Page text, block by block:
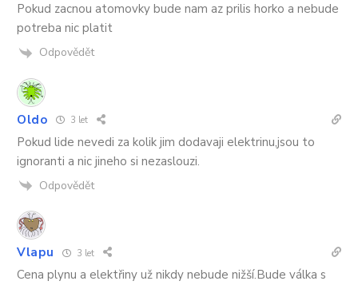
Pokud zacnou atomovky bude nam az prilis horko a nebude
potreba nic platit
Odpovědět
Oldo 3 let
Pokud lide nevedi za kolik jim dodavaji elektrinu,jsou to
ignoranti a nic jineho si nezaslouzi.
Odpovědět
Vlapu 3 let
Cena plynu a elektřiny už nikdy nebude nižší.Bude válka s